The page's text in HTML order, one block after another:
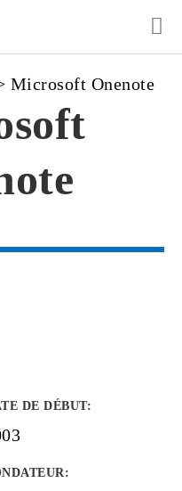
Microsoft Onenote
DE DÉBUT:
: